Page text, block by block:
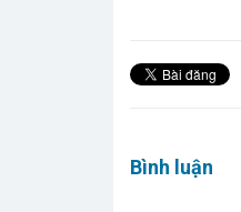
Bình luận